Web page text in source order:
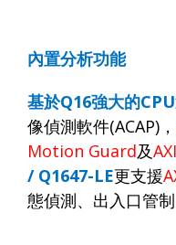
內置分析功能
基於Q16強大的CPU
像偵測軟件(ACAP) ，
Motion Guard及
/ Q1647-LE更支援
態偵測、出入口管